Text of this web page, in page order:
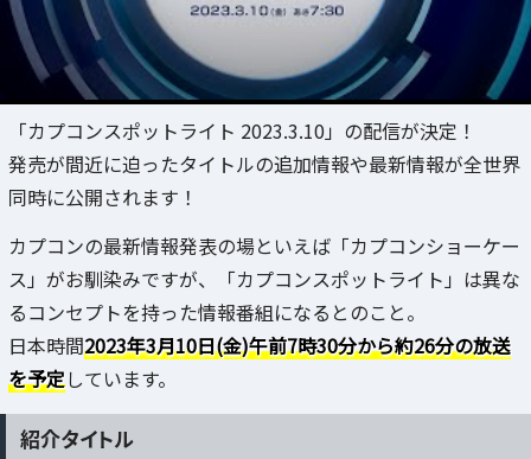
「カプコンスポットライト 2023.3.10」の配信が決定！
発売が間近に迫ったタイトルの追加情報や最新情報が全世界
同時に公開されます！
カプコンの最新情報発表の場といえば「カプコンショーケー
ス」がお馴染みですが、「カプコンスポットライト」は異な
るコンセプトを持った情報番組になるとのこと。
日本時間2023年3月10日(金)午前7時30分から約26分の放送
を予定しています。
紹介タイトル